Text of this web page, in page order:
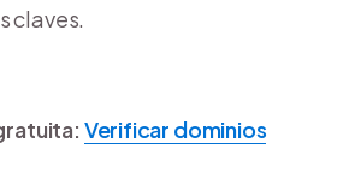
claves.
Verificar dominios